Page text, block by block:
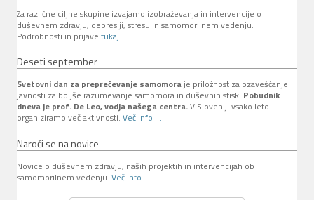
Za različne ciljne skupine izvajamo izobraževanja in intervencije o
duševnem zdravju, depresiji, stresu in samomorilnem vedenju.
Podrobnosti in prijave tukaj.
Deseti september
Svetovni dan za preprečevanje samomora je priložnost za ozaveščanje
javnosti za boljše razumevanje samomora in duševnih stisk. Pobudnik
dneva je prof. De Leo, vodja našega centra.V Sloveniji vsako leto
organiziramo več aktivnosti. Več info ...
Naroči se na novice
Novice o duševnem zdravju, naših projektih in intervencijah ob
samomorilnem vedenju. Več info.